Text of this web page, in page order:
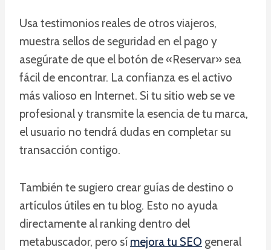
Usa testimonios reales de otros viajeros,
muestra sellos de seguridad en el pago y
asegúrate de que el botón de «Reservar» sea
fácil de encontrar. La confianza es el activo
más valioso en Internet. Si tu sitio web se ve
profesional y transmite la esencia de tu marca,
el usuario no tendrá dudas en completar su
transacción contigo.
También te sugiero crear guías de destino o
artículos útiles en tu blog. Esto no ayuda
directamente al ranking dentro del
metabuscador, pero sí mejora tu SEO general